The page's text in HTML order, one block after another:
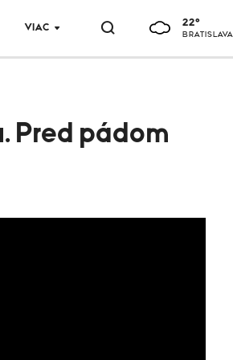
VIAC 22°
BRATISLAVA
Pred pádom